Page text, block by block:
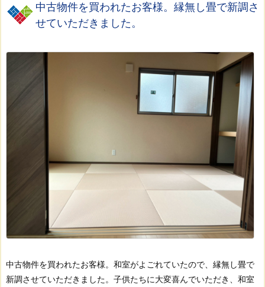
中古物件を買われたお客様。縁無し畳で新調さ
せていただきました。
中古物件を買われたお客様。 和室がよごれていたので、縁無し畳で
新調させていただきました。 子供たちに大変喜んでいただき、和室